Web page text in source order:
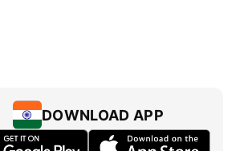
DOWNLOAD APP